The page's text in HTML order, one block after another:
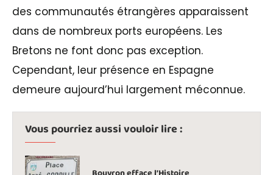
des communautés étrangères apparaissent
dans de nombreux ports européens. Les
Bretons ne font donc pas exception.
Cependant, leur présence en Espagne
demeure aujourd’hui largement méconnue.
Vous pourriez aussi vouloir lire :